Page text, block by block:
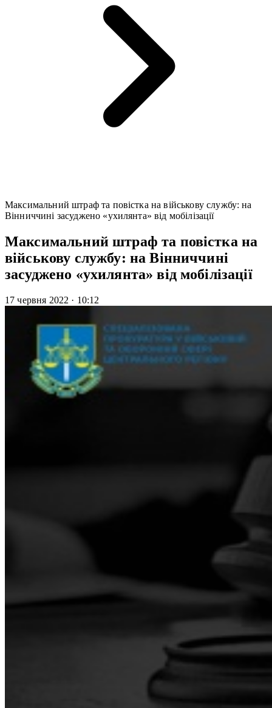
Максимальний штраф та повістка на військову службу: на
Вінниччині засуджено «ухилянта» від мобілізації
Максимальний штраф та повістка на
військову службу: на Вінниччині
засуджено «ухилянта» від мобілізації
17 червня 2022 · 10:12